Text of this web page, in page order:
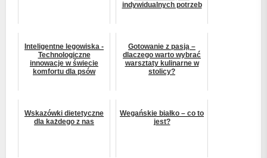
indywidualnych potrzeb
Inteligentne legowiska -
Technologiczne
innowacje w świecie
komfortu dla psów
Gotowanie z pasją –
dlaczego warto wybrać
warsztaty kulinarne w
stolicy?
Wskazówki dietetyczne
dla każdego z nas
Wegańskie białko – co to
jest?